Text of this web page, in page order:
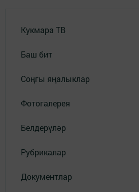
Кукмара ТВ
Баш бит
Соңгы яңалыклар
Фотогалерея
Белдерүләр
Рубрикалар
Документлар